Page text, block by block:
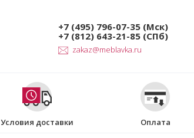
+7 (495) 796-07-35 (Мск)
+7 (812) 643-21-85 (СПб)
zakaz@meblavka.ru
Условия доставки Оплата